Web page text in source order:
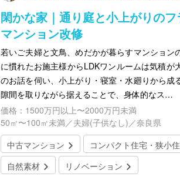
閑かな家｜通り庭と小上がりのフ
マンション改修
若いご夫婦と文鳥、めだかが暮らすマンション
に慣れたお施主様からLDKワンルームは気積が
のお話を伺い、小上がり・寝室・水廻りから成
隙間を取りながら据えることで、身体的なス…
価格：1500万円以上〜2000万円未満
50㎡〜100㎡未満／夫婦(子供なし)／奈良県
中古マンション
コンパクト住宅・狭小
自然素材
リノベーション